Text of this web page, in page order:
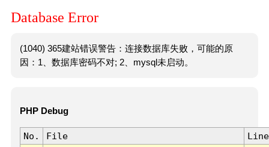
Database Error
(1040) 365建站错误警告：连接数据库失败，可能的原
因：1、数据库密码不对; 2、mysql未启动。
PHP Debug
No. File
Line